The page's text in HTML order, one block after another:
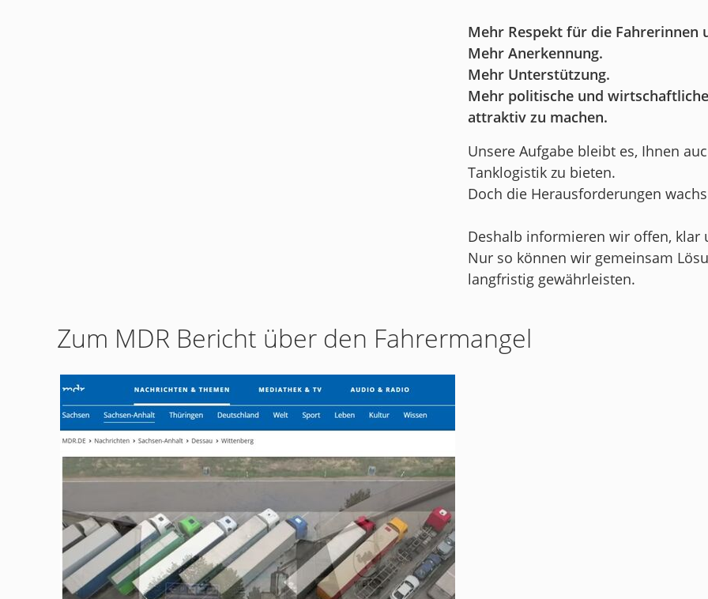
Mehr Respekt für die Fahrerinnen
Mehr Anerkennung.
Mehr Unterstützung.
Mehr politische und
attraktiv zu machen.
Unsere Aufgabe bleibt es, Ihnen
Tanklogistik zu bieten.
Doch die Herausforderungen
Deshalb informieren wir offen, klar
Nur so können wir gemeinsam
langfristig gewährleisten.
Zum MDR Bericht über den Fahrermangel